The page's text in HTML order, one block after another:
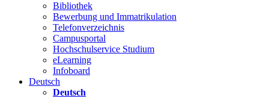
Bibliothek
Bewerbung und Immatrikulation
Telefonverzeichnis
Campusportal
Hochschulservice Studium
eLearning
Infoboard
Deutsch
Deutsch